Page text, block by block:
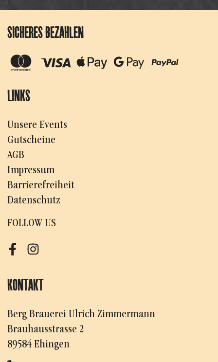
SICHERES BEZAHLEN
LINKS
Unsere Events
Gutscheine
AGB
Impressum
Barrierefreiheit
Datenschutz
FOLLOW US
FacebookInstagram
KONTAKT
Berg Brauerei Ulrich Zimmermann
Brauhausstrasse 2
89584 Ehingen